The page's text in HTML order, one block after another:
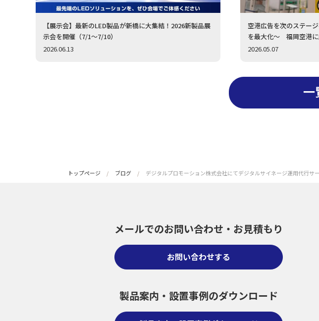
【展示会】最新のLED製品が新橋に大集結！2026新製品展
示会を開催（7/1〜7/10）
2026.06.13
空港広告を次のステー
を最大化～ 福岡空港に
（1.2mmピッチ）を採
2026.05.07
一
トップページ ブログ デジタルプロモーション株式会社にてデジタルサイネージ運用代行サ
メールでのお問い合わせ・ お見積もり
お問い合わせする
製品案内・設置事例のダウンロード